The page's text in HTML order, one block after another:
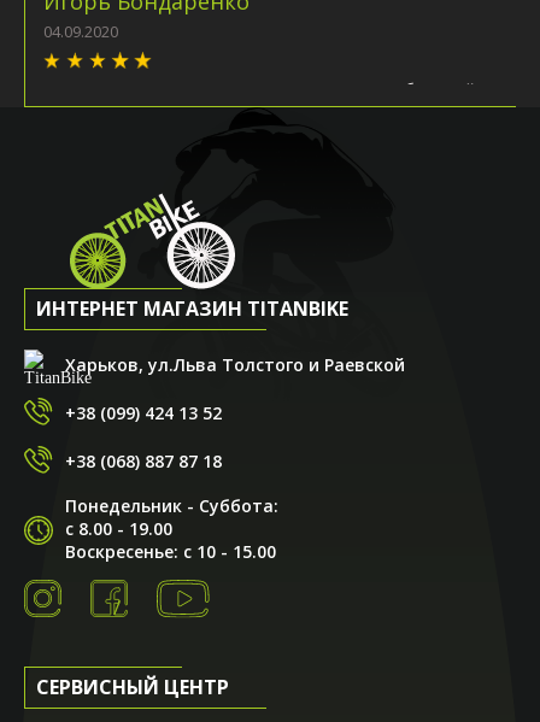
04.09.2020
Решил сыну присмотреть велосипед. Магазин большой,
ассортимент гигантский!!! Очень помог с выбором
порадовали условия покупки. Со скидкой в 25% цена
стала довольно привлекательной. Вобщем, всем
рекомендую! Специалисты магазина точно смогут
подобрать вам железного друга на любой вкус!!!
Игорь Бондаренко
04.09.2020
Решил сыну присмотреть велосипед. Магазин большой,
ассортимент гигантский!!! Очень помог с выбором
продавец Андрей. Предложил довольно интересную
порадовали условия покупки. Со скидкой в 25% цена
стала довольно привлекательной. Вобщем, всем
ИНТЕРНЕТ МАГАЗИН TITANBIKE
Харьков, ул.Льва Толстого и Раевской
+38 (099) 424 13 52
+38 (068) 887 87 18
Понедельник - Суббота:
с 8.00 - 19.00
Воскресенье: с 10 - 15.00
СЕРВИСНЫЙ ЦЕНТР